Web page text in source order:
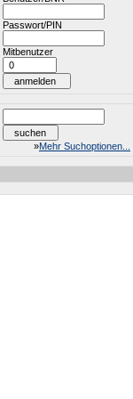
Passwort/PIN
Mitbenutzer
»Mehr Suchoptionen...